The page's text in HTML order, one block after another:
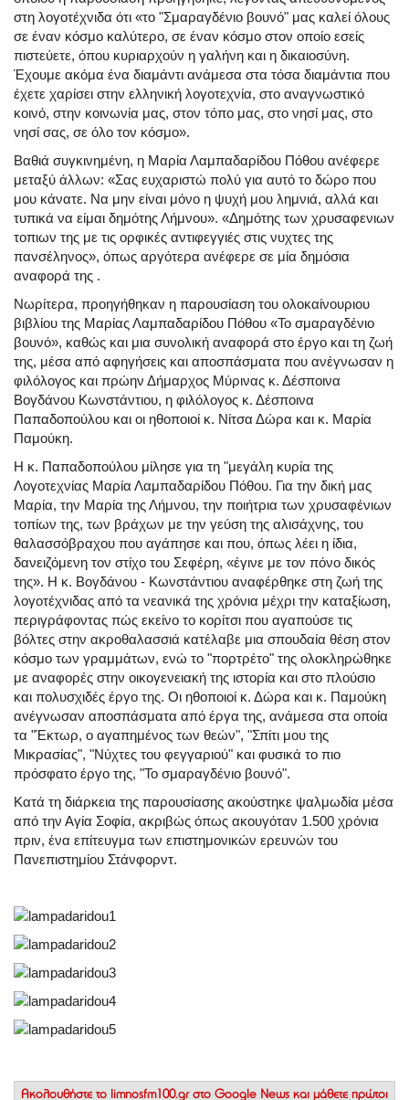
στη λογοτέχνιδα ότι «το "Σμαραγδένιο βουνό" μας καλεί όλους
σε έναν κόσμο καλύτερο, σε έναν κόσμο στον οποίο εσείς
πιστεύετε, όπου κυριαρχούν η γαλήνη και η δικαιοσύνη.
Έχουμε ακόμα ένα διαμάντι ανάμεσα στα τόσα διαμάντια που
έχετε χαρίσει στην ελληνική λογοτεχνία, στο αναγνωστικό
κοινό, στην κοινωνία μας, στον τόπο μας, στο νησί μας, στο
νησί σας, σε όλο τον κόσμο».
Βαθιά συγκινημένη, η Μαρία Λαμπαδαρίδου Πόθου ανέφερε
μεταξύ άλλων: «Σας ευχαριστώ πολύ για αυτό το δώρο που
μου κάνατε. Να μην είναι μόνο η ψυχή μου λημνιά, αλλά και
τυπικά να είμαι δημότης Λήμνου». «Δημότης των χρυσαφενιων
τοπιων της με τις ορφικές αντιφεγγιές στις νυχτες της
πανσέληνος», όπως αργότερα ανέφερε σε μία δημόσια
αναφορά της .
Νωρίτερα, προηγήθηκαν η παρουσίαση του ολοκαίνουριου
βιβλίου της Μαρίας Λαμπαδαρίδου Πόθου «Το σμαραγδένιο
βουνό», καθώς και μια συνολική αναφορά στο έργο και τη ζωή
της, μέσα από αφηγήσεις και αποσπάσματα που ανέγνωσαν η
φιλόλογος και πρώην Δήμαρχος Μύρινας κ. Δέσποινα
Βογδάνου Κωνστάντιου, η φιλόλογος κ. Δέσποινα
Παπαδοπούλου και οι ηθοποιοί κ. Νίτσα Δώρα και κ. Μαρία
Παμούκη.
Η κ. Παπαδοπούλου μίλησε για τη "μεγάλη κυρία της
Λογοτεχνίας Μαρία Λαμπαδαρίδου Πόθου. Για την δική μας
Μαρία, την Μαρία της Λήμνου, την ποιήτρια των χρυσαφένιων
τοπίων της, των βράχων με την γεύση της αλισάχνης, του
θαλασσόβραχου που αγάπησε και που, όπως λέει η ίδια,
δανειζόμενη τον στίχο του Σεφέρη, «έγινε με τον πόνο δικός
της». Η κ. Βογδάνου - Κωνστάντιου αναφέρθηκε στη ζωή της
λογοτέχνιδας από τα νεανικά της χρόνια μέχρι την καταξίωση,
περιγράφοντας πώς εκείνο το κορίτσι που αγαπούσε τις
βόλτες στην ακροθαλασσιά κατέλαβε μια σπουδαία θέση στον
κόσμο των γραμμάτων, ενώ το "πορτρέτο" της ολοκληρώθηκε
με αναφορές στην οικογενειακή της ιστορία και στο πλούσιο
και πολυσχιδές έργο της. Οι ηθοποιοί κ. Δώρα και κ. Παμούκη
ανέγνωσαν αποσπάσματα από έργα της, ανάμεσα στα οποία
τα "Έκτωρ, ο αγαπημένος των θεών", "Σπίτι μου της
Μικρασίας", "Νύχτες του φεγγαριού" και φυσικά το πιο
πρόσφατο έργο της, "Το σμαραγδένιο βουνό".
Κατά τη διάρκεια της παρουσίασης ακούστηκε ψαλμωδία μέσα
από την Αγία Σοφία, ακριβώς όπως ακουγόταν 1.500 χρόνια
πριν, ένα επίτευγμα των επιστημονικών ερευνών του
Πανεπιστημίου Στάνφορντ.
Ακολουθήστε το limnosfm100.gr στο Google News και μάθετε πρώτοι